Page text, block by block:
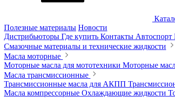
Полезные материалы Новости
Дистрибьюторы Где купить Контакты Автоспорт
Смазочные материалы и технические жидкости
Масла моторные
Моторные масла для мототехники Моторные
Масла трансмиссионные
Трансмиссионные масла для АКПП
Масла компрессорные Охлаждающие жидкости